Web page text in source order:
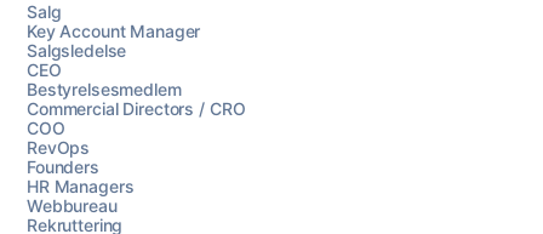
Salg
Key Account Manager
Salgsledelse
CEO
Bestyrelsesmedlem
Commercial Directors / CRO
COO
RevOps
Founders
HR Managers
Webbureau
Rekruttering